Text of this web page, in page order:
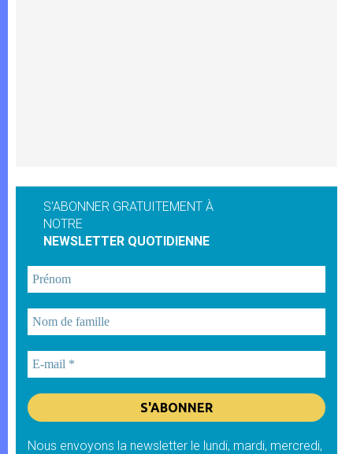
S'ABONNER GRATUITEMENT À
NOTRE
NEWSLETTER QUOTIDIENNE
Nous envoyons la newsletter le lundi, mardi, mercredi,